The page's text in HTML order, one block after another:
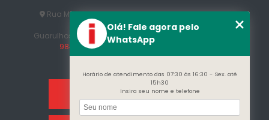
Rua Manuel Jesus Fernandes , 172 - Jardim Santo
Afonso
Guarulhos - SP - CEP: 07215-230
(11) 3296-7700
98409-5498
contato@incalfer.com.br
Home
Olá! Fale agora pelo
WhatsApp
Horário de atendimento das 07:30 às 16:30 - Sex. até
15h30
Insira seu nome e telefone